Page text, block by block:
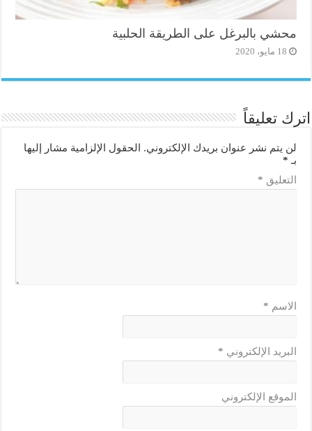
محشي بالبرغل على الطريقة الحلبية
18 مايو، 2020
اترك تعليقاً
لن يتم نشر عنوان بريدك الإلكتروني.
الحقول الإلزامية مشار إليها
بـ *
التعليق *
الاسم *
البريد الإلكتروني *
الموقع الإلكتروني